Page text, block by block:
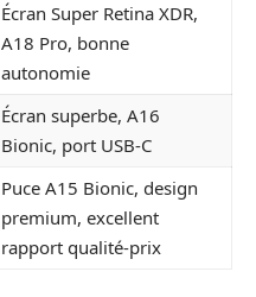
Écran Super Retina XDR,
A18 Pro, bonne
autonomie
Écran superbe, A16
Bionic, port USB-C
Puce A15 Bionic, design
premium, excellent
rapport qualité-prix